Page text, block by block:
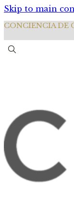
Skip to main
CONCIENCIA DE